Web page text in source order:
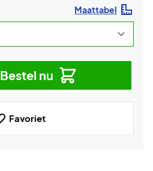
Maattabel
Bestel nu
Favoriet